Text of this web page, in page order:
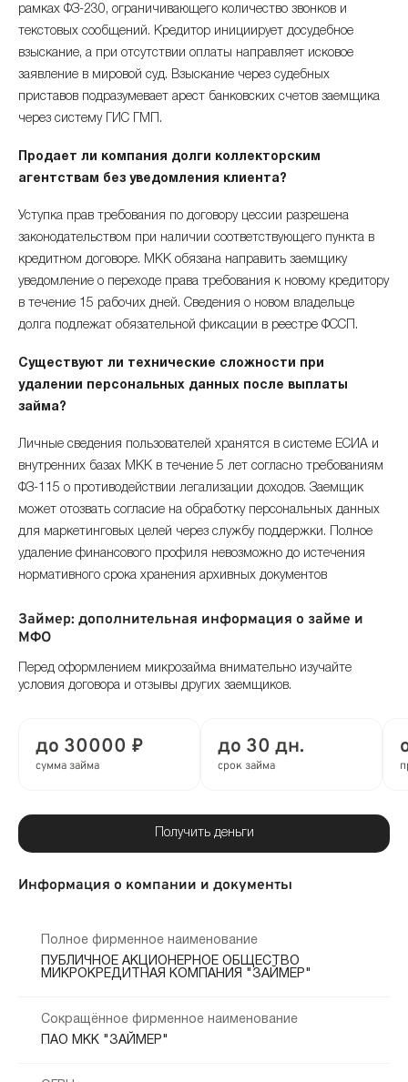
рамках ФЗ-230, ограничивающего количество звонков и
текстовых сообщений. Кредитор инициирует досудебное
взыскание, а при отсутствии оплаты направляет исковое
заявление в мировой суд. Взыскание через судебных
приставов подразумевает арест банковских счетов заемщика
через систему ГИС ГМП.
Продает ли компания долги коллекторским
агентствам без уведомления клиента?
Уступка прав требования по договору цессии разрешена
законодательством при наличии соответствующего пункта в
кредитном договоре. МКК обязана направить заемщику
уведомление о переходе права требования к новому кредитору
в течение 15 рабочих дней. Сведения о новом владельце
долга подлежат обязательной фиксации в реестре ФССП.
Существуют ли технические сложности при
удалении персональных данных после выплаты
займа?
Личные сведения пользователей хранятся в системе ЕСИА и
внутренних базах МКК в течение 5 лет согласно требованиям
ФЗ-115 о противодействии легализации доходов. Заемщик
может отозвать согласие на обработку персональных данных
для маркетинговых целей через службу поддержки. Полное
удаление финансового профиля невозможно до истечения
нормативного срока хранения архивных документов
Займер: дополнительная информация о займе и
МФО
Перед оформлением микрозайма внимательно изучайте
условия договора и отзывы других заемщиков.
до 30000 ₽
сумма займа
до 30 дн.
срок займа
Получить деньги
Информация о компании и документы
Полное фирменное наименование
ПУБЛИЧНОЕ АКЦИОНЕРНОЕ ОБЩЕСТВО
МИКРОКРЕДИТНАЯ КОМПАНИЯ "ЗАЙМЕР"
Сокращённое фирменное наименование
ПАО МКК "ЗАЙМЕР"